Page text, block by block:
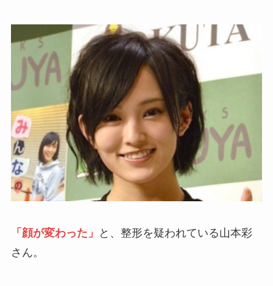
「顔が変わった」
と、整形を疑われている山本彩
さん。